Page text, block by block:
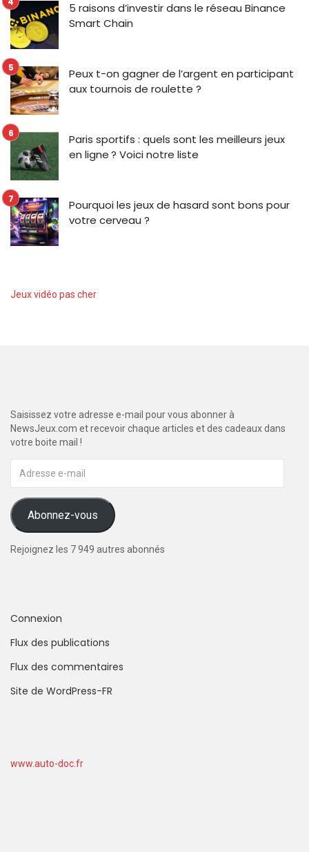
5 raisons d’investir dans le réseau Binance
Smart Chain
Peux t-on gagner de l’argent en participant
aux tournois de roulette ?
Paris sportifs : quels sont les meilleurs jeux
en ligne ? Voici notre liste
Pourquoi les jeux de hasard sont bons pour
votre cerveau ?
Jeux vidéo pas cher
Saisissez votre adresse e-mail pour vous abonner à
NewsJeux.com et recevoir chaque articles et des cadeaux dans
votre boite mail !
e-
Abonnez-vous
Rejoignez les 7 949 autres abonnés
Connexion
Flux des publications
Flux des commentaires
Site de WordPress-FR
www.auto-doc.fr